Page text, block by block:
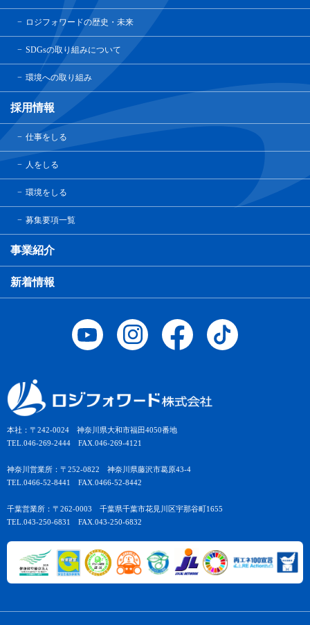
本社：〒242-0024 神奈川県大和市福田4050番地
TEL.046-269-2444 FAX.046-269-4121
神奈川営業所：〒252-0822 神奈川県藤沢市葛原43-4
TEL.0466-52-8441 FAX.0466-52-8442
千葉営業所：〒262-0003 千葉県千葉市花見川区宇那谷町1655
TEL.043-250-6831 FAX.043-250-6832
ロジフォワードの歴史・未来
SDGsの取り組みについて
環境への取り組み
採用情報
仕事をしる
人をしる
環境をしる
募集要項一覧
事業紹介
新着情報